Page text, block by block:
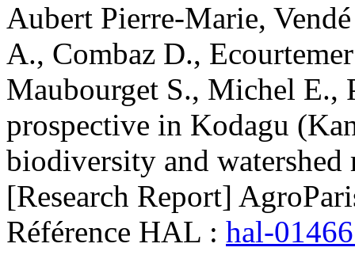
Aubert Pierre-Marie, Vendé
A., Combaz D., Ecourtemer
Maubourget S., Michel E.,
prospective in Kodagu
biodiversity and watershed
[Research Report]
Référence HAL : hal-